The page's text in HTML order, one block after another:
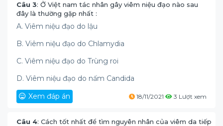
Câu 3: Ở Việt nam tác nhân gây viêm niệu đạo nào sau
đây là thường gặp nhất :
A. Viêm niệu đạo do lậu
B. Viêm niệu đạo do Chlamydia
C. Viêm niệu đạo do Trùng roi
D. Viêm niệu đạo do nấm Candida
Xem đáp án
18/11/2021 3 Lượt xem
Câu 4: Cách tốt nhất để tìm nguyên nhân của viêm da tiếp